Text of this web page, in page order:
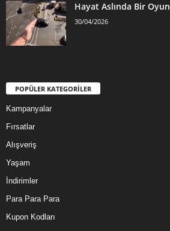
Hayat Aslında Bir Oyun
30/04/2026
POPÜLER KATEGORİLER
Kampanyalar
Fırsatlar
Alışveriş
Yaşam
İndirimler
Para Para Para
Kupon Kodları